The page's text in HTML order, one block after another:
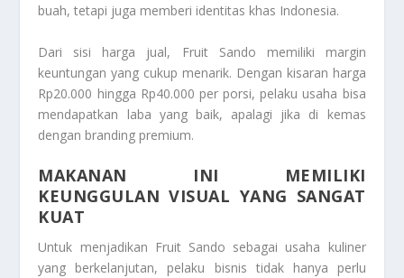
buah, tetapi juga memberi identitas khas Indonesia.
Dari sisi harga jual, Fruit Sando memiliki margin
keuntungan yang cukup menarik. Dengan kisaran harga
Rp20.000 hingga Rp40.000 per porsi, pelaku usaha bisa
mendapatkan laba yang baik, apalagi jika di kemas
dengan branding premium.
MAKANAN INI MEMILIKI
KEUNGGULAN VISUAL YANG SANGAT
KUAT
Untuk menjadikan Fruit Sando sebagai usaha kuliner
yang berkelanjutan, pelaku bisnis tidak hanya perlu